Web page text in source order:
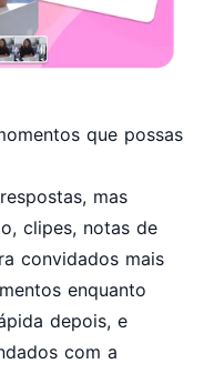
que possas
mas
clipes, notas de
convidados mais
enquanto
depois, e
com a